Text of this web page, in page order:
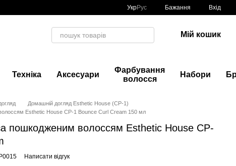
УкрРус Бажання Вхід
Мій кошик
Техніка Аксесуари
Фарбування
волосся
Набори
Домашній догляд Esthetic House (CP-1)
Esthetic House CP-1 Bounce Curl Cream 150 мл
пошкодженим волоссям Esthetic House CP-
Написати відгук